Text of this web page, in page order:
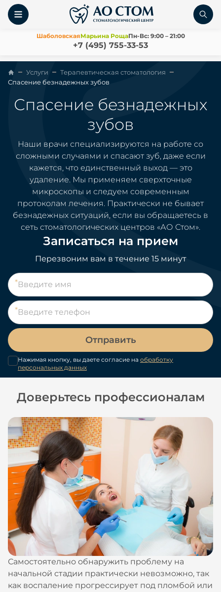
ШаболовскаяМарьина РощаПн-Вс: 9:00 – 21:00
+7 (495) 755-33-53
Услуги
Терапевтическая стоматология
Спасение безнадежных зубов
Спасение безнадежных
зубов
Наши врачи специализируются на работе со
сложными случаями и спасают зуб, даже если
кажется, что единственный выход — это
удаление. Мы применяем сверхточные
микроскопы и следуем современным
протоколам лечения. Практически не бывает
безнадежных ситуаций, если вы обращаетесь в
сеть стоматологических центров «АО Стом».
Записаться на прием
Перезвоним вам в течение 15 минут
Отправить
Нажимая кнопку, вы даете согласие на обработку
персональных данных
Доверьтесь профессионалам
Самостоятельно обнаружить проблему на
начальной стадии практически невозможно, так
как воспаление прогрессирует под пломбой или